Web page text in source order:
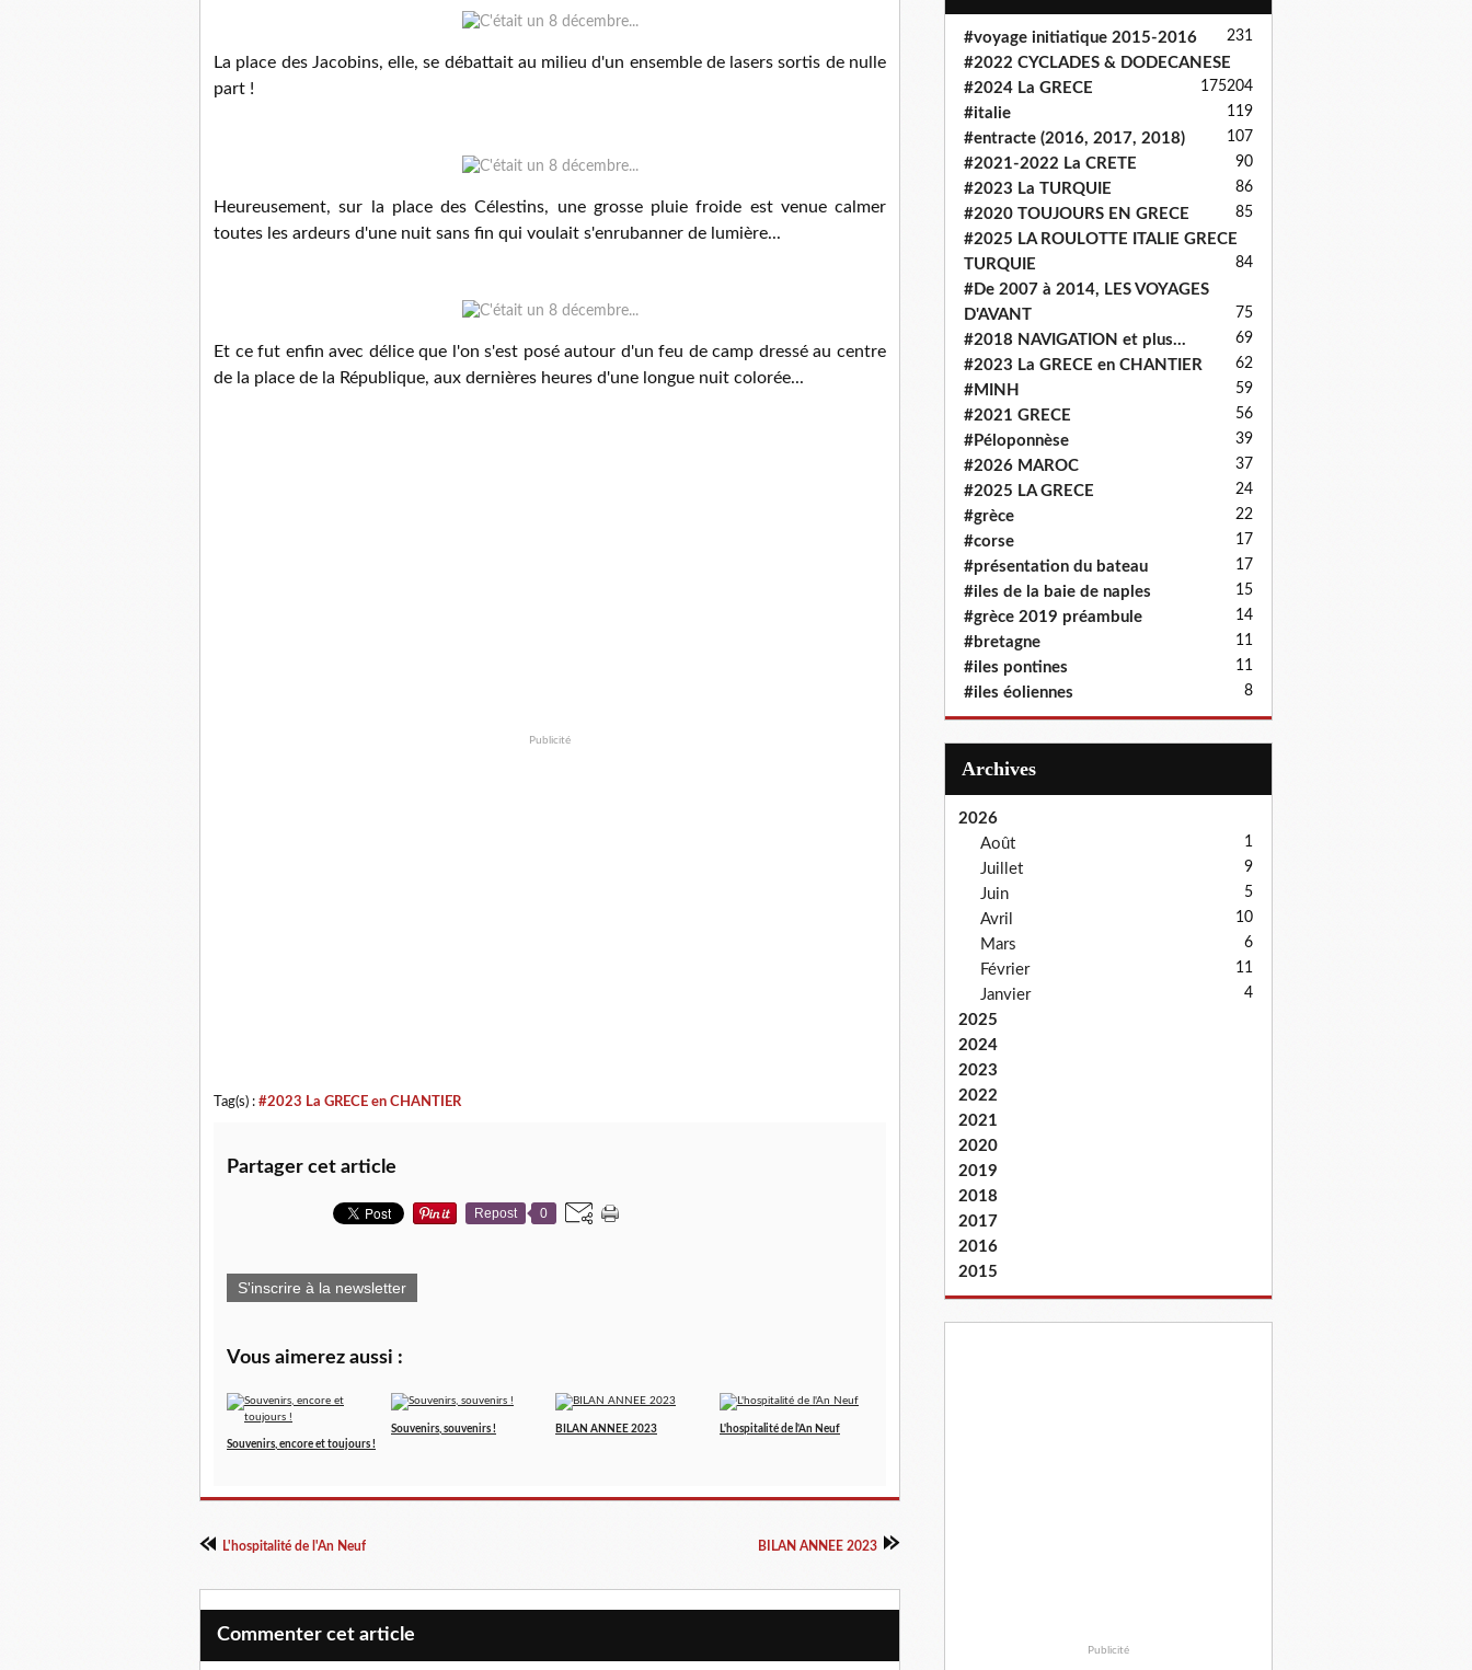
La place des Jacobins, elle, se débattait au milieu d'un ensemble de lasers sortis de nulle
part !
Heureusement, sur la place des Célestins, une grosse pluie froide est venue calmer
toutes les ardeurs d'une nuit sans fin qui voulait s'enrubanner de lumière...
Et ce fut enfin avec délice que l'on s'est posé autour d'un feu de camp dressé au centre
de la place de la République, aux dernières heures d'une longue nuit colorée...
Publicité
Tag(s) : #2023 La GRECE en CHANTIER
Partager cet article
Repost 0
S'inscrire à la newsletter
Vous aimerez aussi :
Souvenirs, encore et toujours !
Souvenirs, souvenirs ! BILAN ANNEE 2023 L'hospitalité de l'An Neuf
L'hospitalité de l'An Neuf BILAN ANNEE 2023
Commenter cet article
#voyage initiatique 2015-2016 231
#2022 CYCLADES & DODECANESE
204
#2024 La GRECE 175
#italie 119
#entracte (2016, 2017, 2018) 107
#2021-2022 La CRETE 90
#2023 La TURQUIE 86
#2020 TOUJOURS EN GRECE 85
#2025 LA ROULOTTE ITALIE GRECE
TURQUIE
84
#De 2007 à 2014, LES VOYAGES
D'AVANT
75
#2018 NAVIGATION et plus... 69
#2023 La GRECE en CHANTIER 62
#MINH 59
#2021 GRECE 56
#Péloponnèse 39
#2026 MAROC 37
#2025 LA GRECE 24
#grèce 22
#corse 17
#présentation du bateau 17
#iles de la baie de naples 15
#grèce 2019 préambule 14
#bretagne 11
#iles pontines 11
#iles éoliennes 8
Archives
2026
Août
1
Juillet 9
Juin 5
Avril 10
Mars 6
Février 11
Janvier 4
2025
2024
2023
2022
2021
2020
2019
2018
2017
2016
2015
Publicité